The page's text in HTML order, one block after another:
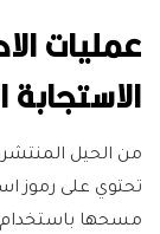
عمليات
من الحيل
مسحها